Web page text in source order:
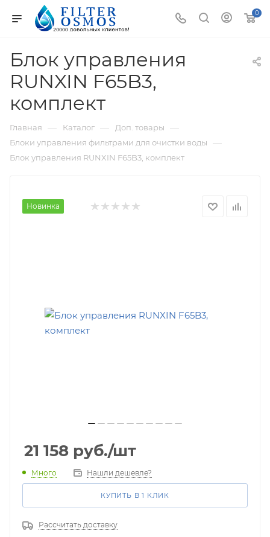
0
Блок управления
RUNXIN F65B3,
комплект
Главная — Каталог — Доп. товары —
Блоки управления фильтрами для очистки воды —
Блок управления RUNXIN F65B3, комплект
Новинка
21 158 руб./шт
Много Нашли дешевле?
КУПИТЬ В 1 КЛИК
Рассчитать доставку